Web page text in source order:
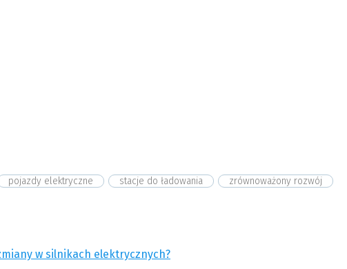
pojazdy elektryczne stacje do ładowania zrównoważony rozwój